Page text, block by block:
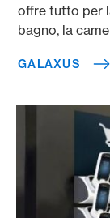
offre tutto per
bagno, la
GALAXUS